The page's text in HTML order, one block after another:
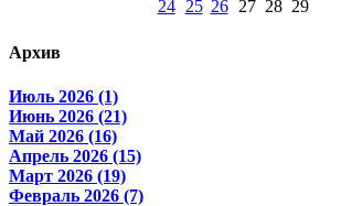
24
25 26 27 28 29
Архив
Июль 2026 (1)
Июнь 2026 (21)
Май 2026 (16)
Апрель 2026 (15)
Март 2026 (19)
Февраль 2026 (7)